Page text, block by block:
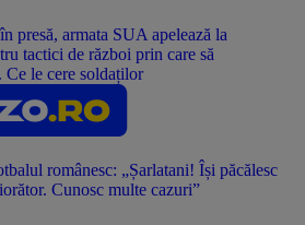
presă, armata SUA apelează la
tactici de război prin care să
Ce le cere soldaților
românesc: „Șarlatani! Își păcălesc
Cunosc multe cazuri”